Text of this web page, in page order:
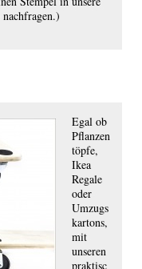
Egal ob
Pflanzen
töpfe,
Ikea
Regale
oder
Umzugs
kartons,
mit
unseren
praktisc